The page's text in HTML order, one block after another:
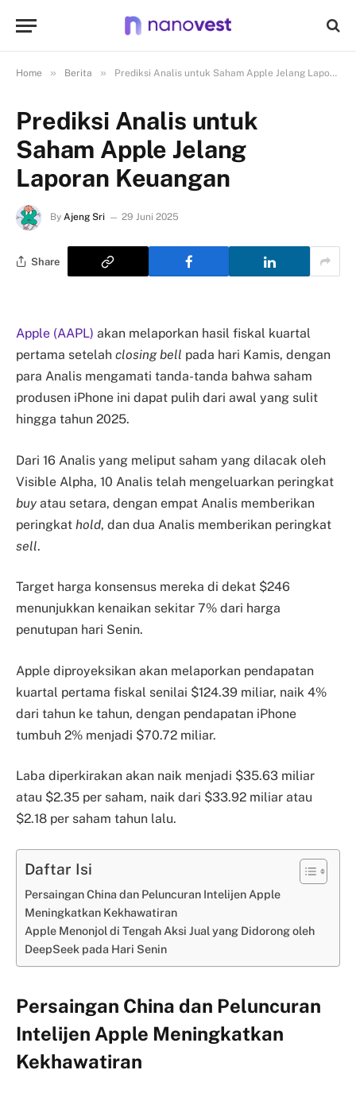
Home » Berita » Prediksi Analis untuk Saham Apple Jelang Laporan Keuangan
Prediksi Analis untuk
Saham Apple Jelang
Laporan Keuangan
By Ajeng Sri 29 Juni 2025
Share
Apple (AAPL) akan melaporkan hasil fiskal kuartal
pertama setelah closing bell pada hari Kamis, dengan
para Analis mengamati tanda-tanda bahwa saham
produsen iPhone ini dapat pulih dari awal yang sulit
hingga tahun 2025.
Dari 16 Analis yang meliput saham yang dilacak oleh
Visible Alpha, 10 Analis telah mengeluarkan peringkat
buy atau setara, dengan empat Analis memberikan
peringkat hold, dan dua Analis memberikan peringkat
sell.
Target harga konsensus mereka di dekat $246
menunjukkan kenaikan sekitar 7% dari harga
penutupan hari Senin.
Apple diproyeksikan akan melaporkan pendapatan
kuartal pertama fiskal senilai $124.39 miliar, naik 4%
dari tahun ke tahun, dengan pendapatan iPhone
tumbuh 2% menjadi $70.72 miliar.
Laba diperkirakan akan naik menjadi $35.63 miliar
atau $2.35 per saham, naik dari $33.92 miliar atau
$2.18 per saham tahun lalu.
Daftar Isi
Persaingan China dan Peluncuran Intelijen Apple
Meningkatkan Kekhawatiran
Apple Menonjol di Tengah Aksi Jual yang Didorong oleh
DeepSeek pada Hari Senin
Persaingan China dan Peluncuran
Intelijen Apple Meningkatkan
Kekhawatiran